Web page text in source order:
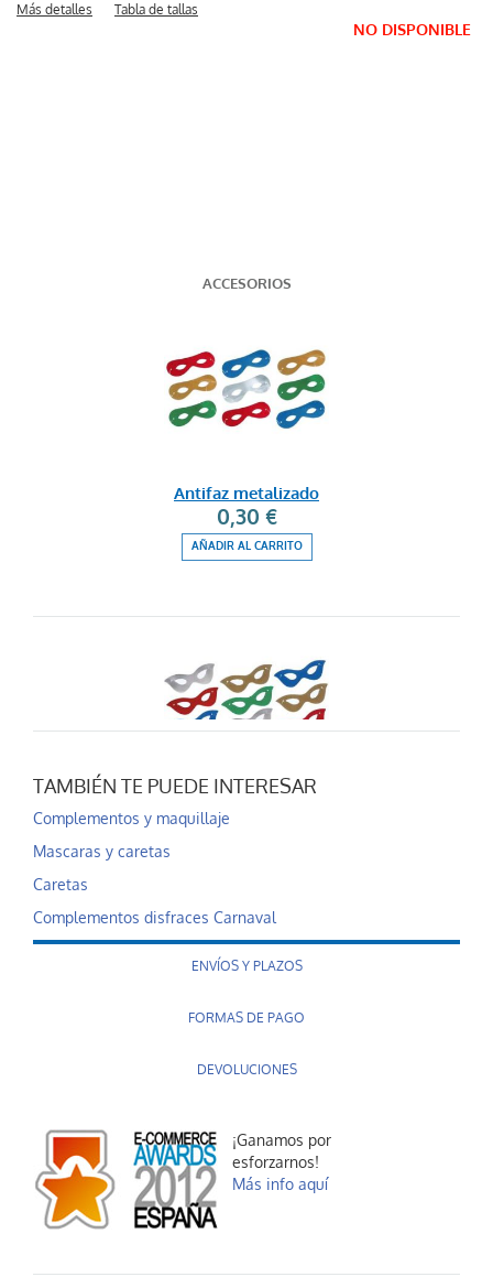
Más detalles Tabla de tallas
NO DISPONIBLE
ACCESORIOS
Antifaz metalizado
0,30 €
AÑADIR AL CARRITO
0,35 €
TAMBIÉN TE PUEDE INTERESAR
Complementos y maquillaje
Mascaras y caretas
Caretas
Complementos disfraces Carnaval
ENVÍOS Y PLAZOS
FORMAS DE PAGO
DEVOLUCIONES
¡Ganamos por
esforzarnos!
Más info aquí